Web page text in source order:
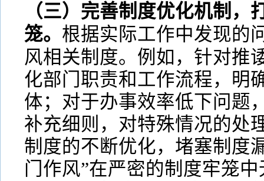
（三）完善制度优化机制，
笼。 根据实际工作中发现的
风相关制度。例如，针对推
化部门职责和工作流程，明
体；对于办事效率低下问题
补充细则，对特殊情况的处
制度的不断优化，堵塞制度
门作风”在严密的制度牢笼